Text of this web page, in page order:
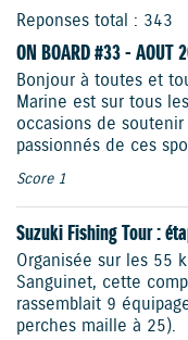
Reponses total : 343
ON BOARD #33 - AOUT
Bonjour à toutes et
Marine est sur tous
occasions de
passionnés de ces
Score 1
Suzuki Fishing Tour :
Organisée sur les 55
Sanguinet, cette
rassemblait 9
perches maille à 25).